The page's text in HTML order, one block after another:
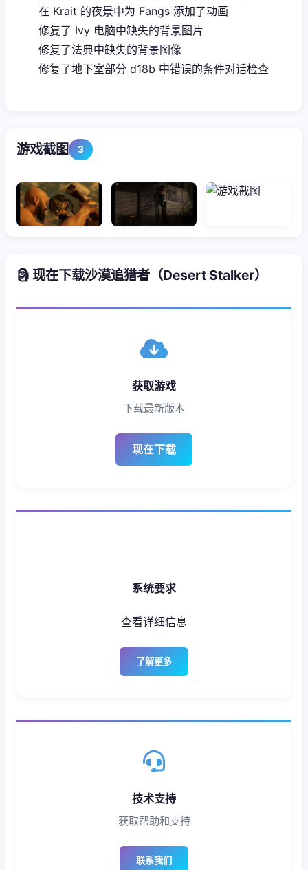
在 Krait 的夜景中为 Fangs 添加了动画
修复了 Ivy 电脑中缺失的背景图片
修复了法典中缺失的背景图像
修复了地下室部分 d18b 中错误的条件对话检查
游戏截图 3
🗿 现在下载沙漠追猎者（Desert Stalker）
获取游戏
下载最新版本
现在下载
系统要求
查看详细信息
了解更多
技术支持
获取帮助和支持
联系我们